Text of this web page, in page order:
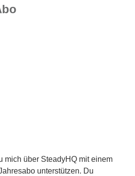
mich über SteadyHQ mit einem
unterstützen. Du